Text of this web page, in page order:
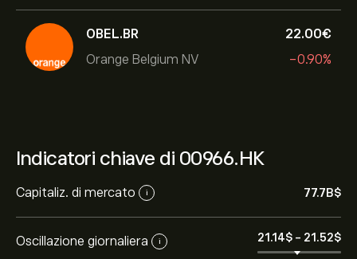
OBEL.BR
Orange Belgium NV
22.00‎€‎
-0.90%
Indicatori chiave di 00966.HK
Capitaliz. di mercato i 77.7B‎$‎
Oscillazione giornaliera i 21.14‎$‎ - 21.52‎$‎